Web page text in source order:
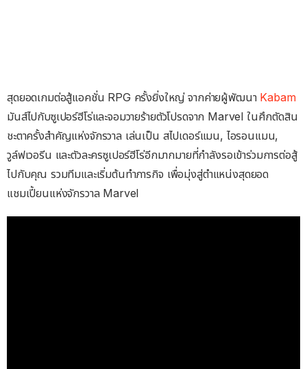
สุดยอดเกมต่อสู้แอคชั่น RPG ครั้งยิ่งใหญ่ จากค่ายผู้พัฒนา Kabam
มันส์ไปกับซูเปอร์ฮีโร่และจอมวายร้ายตัวโปรดจาก Marvel ในศึกตัดสิน
ชะตาครั้งสำคัญแห่งจักรวาล เล่นเป็น สไปเดอร์แมน, ไอรอนแมน,
วูล์ฟเวอรีน และตัวละครซูเปอร์ฮีโร่อีกมากมายที่กำลังรอเข้าร่วมการต่อสู้
ไปกับคุณ รวมทีมและเริ่มต้นทำภารกิจ เพื่อมุ่งสู่ตำแหน่งสุดยอด
แชมเปี้ยนแห่งจักรวาล Marvel